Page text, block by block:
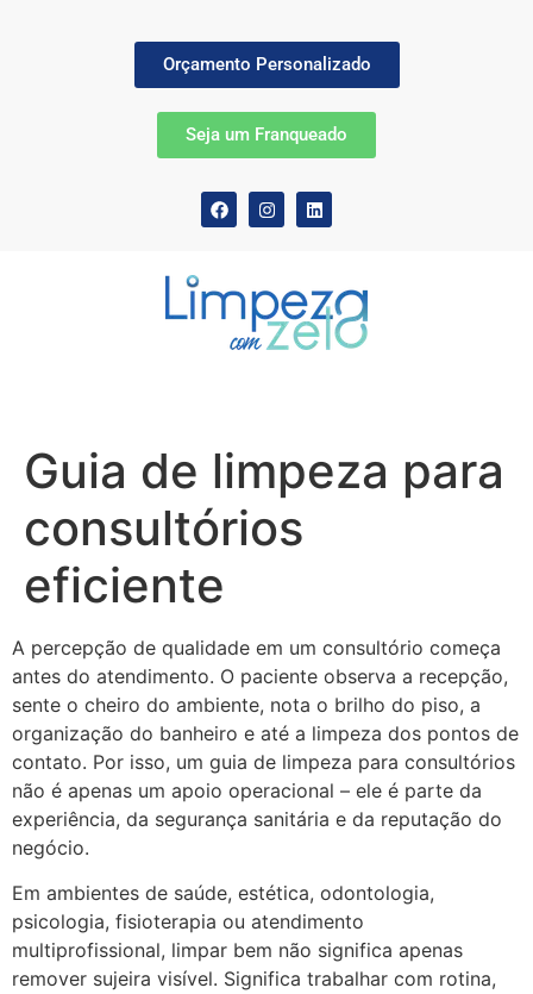
Orçamento Personalizado
Seja um Franqueado
Guia de limpeza para
consultórios
eficiente
A percepção de qualidade em um consultório começa
antes do atendimento. O paciente observa a recepção,
sente o cheiro do ambiente, nota o brilho do piso, a
organização do banheiro e até a limpeza dos pontos de
contato. Por isso, um guia de limpeza para consultórios
não é apenas um apoio operacional – ele é parte da
experiência, da segurança sanitária e da reputação do
negócio.
Em ambientes de saúde, estética, odontologia,
psicologia, fisioterapia ou atendimento
multiprofissional, limpar bem não significa apenas
remover sujeira visível. Significa trabalhar com rotina,